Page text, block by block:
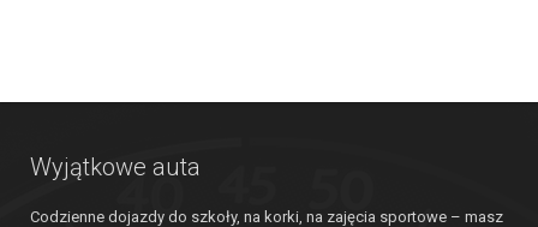
Wyjątkowe auta
Codzienne dojazdy do szkoły, na korki, na zajęcia sportowe – masz